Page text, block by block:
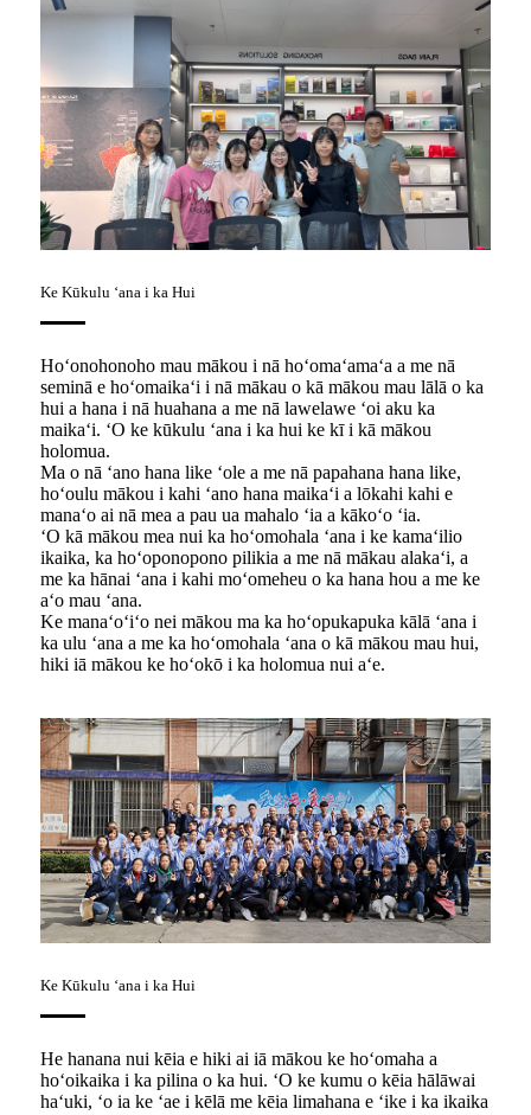
Ke Kūkulu ʻana i ka Hui
Hoʻonohonoho mau mākou i nā hoʻomaʻamaʻa a me nā
seminā e hoʻomaikaʻi i nā mākau o kā mākou mau lālā o ka
hui a hana i nā huahana a me nā lawelawe ʻoi aku ka
maikaʻi. ʻO ke kūkulu ʻana i ka hui ke kī i kā mākou
holomua.
Ma o nā ʻano hana like ʻole a me nā papahana hana like,
hoʻoulu mākou i kahi ʻano hana maikaʻi a lōkahi kahi e
manaʻo ai nā mea a pau ua mahalo ʻia a kākoʻo ʻia.
ʻO kā mākou mea nui ka hoʻomohala ʻana i ke kamaʻilio
ikaika, ka hoʻoponopono pilikia a me nā mākau alakaʻi, a
me ka hānai ʻana i kahi moʻomeheu o ka hana hou a me ke
aʻo mau ʻana.
Ke manaʻoʻiʻo nei mākou ma ka hoʻopukapuka kālā ʻana i
ka ulu ʻana a me ka hoʻomohala ʻana o kā mākou mau hui,
hiki iā mākou ke hoʻokō i ka holomua nui aʻe.
Ke Kūkulu ʻana i ka Hui
He hanana nui kēia e hiki ai iā mākou ke hoʻomaha a
hoʻoikaika i ka pilina o ka hui. ʻO ke kumu o kēia hālāwai
haʻuki, ʻo ia ke ʻae i kēlā me kēia limahana e ʻike i ka ikaika